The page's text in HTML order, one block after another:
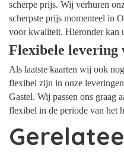
scherpe prijs. Wij verhuren
scherpste prijs momenteel in
voor kwaliteit. Hieronder kan
Flexibele levering
Als laatste kaarten wij ook
flexibel zijn in onze
Gastel. Wij passen ons graag
flexibel in de periode van het